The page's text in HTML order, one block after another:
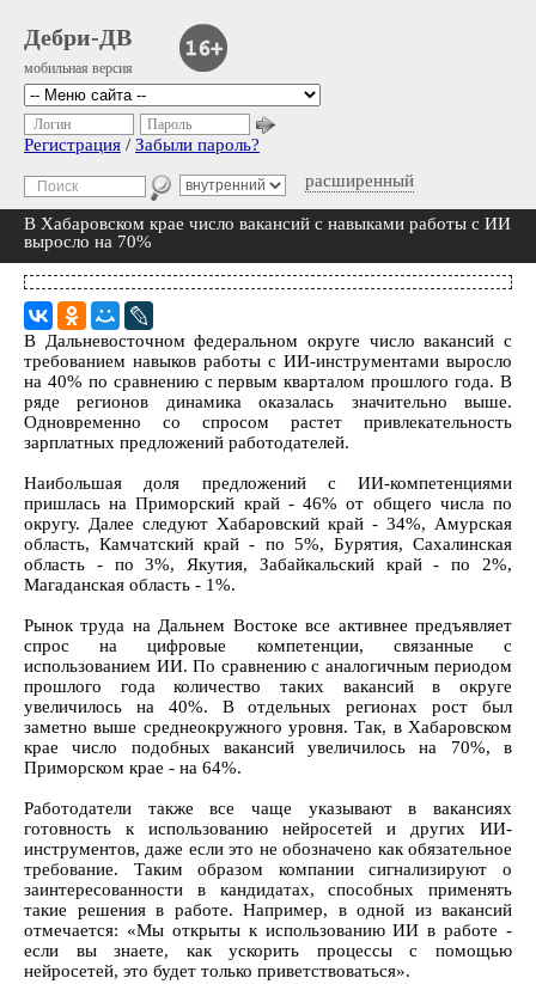
Дебри-ДВ
мобильная версия
расширенный
Логин Пароль
Регистрация / Забыли пароль?
В Хабаровском крае число вакансий с навыками работы с ИИ
выросло на 70%
В Дальневосточном федеральном округе число вакансий с
требованием навыков работы с ИИ-инструментами выросло
на 40% по сравнению с первым кварталом прошлого года. В
ряде регионов динамика оказалась значительно выше.
Одновременно со спросом растет привлекательность
зарплатных предложений работодателей.
Наибольшая доля предложений с ИИ-компетенциями
пришлась на Приморский край - 46% от общего числа по
округу. Далее следуют Хабаровский край - 34%, Амурская
область, Камчатский край - по 5%, Бурятия, Сахалинская
область - по 3%, Якутия, Забайкальский край - по 2%,
Магаданская область - 1%.
Рынок труда на Дальнем Востоке все активнее предъявляет
спрос на цифровые компетенции, связанные с
использованием ИИ. По сравнению с аналогичным периодом
прошлого года количество таких вакансий в округе
увеличилось на 40%. В отдельных регионах рост был
заметно выше среднеокружного уровня. Так, в Хабаровском
крае число подобных вакансий увеличилось на 70%, в
Приморском крае - на 64%.
Работодатели также все чаще указывают в вакансиях
готовность к использованию нейросетей и других ИИ-
инструментов, даже если это не обозначено как обязательное
требование. Таким образом компании сигнализируют о
заинтересованности в кандидатах, способных применять
такие решения в работе. Например, в одной из вакансий
отмечается: «Мы открыты к использованию ИИ в работе -
если вы знаете, как ускорить процессы с помощью
нейросетей, это будет только приветствоваться».